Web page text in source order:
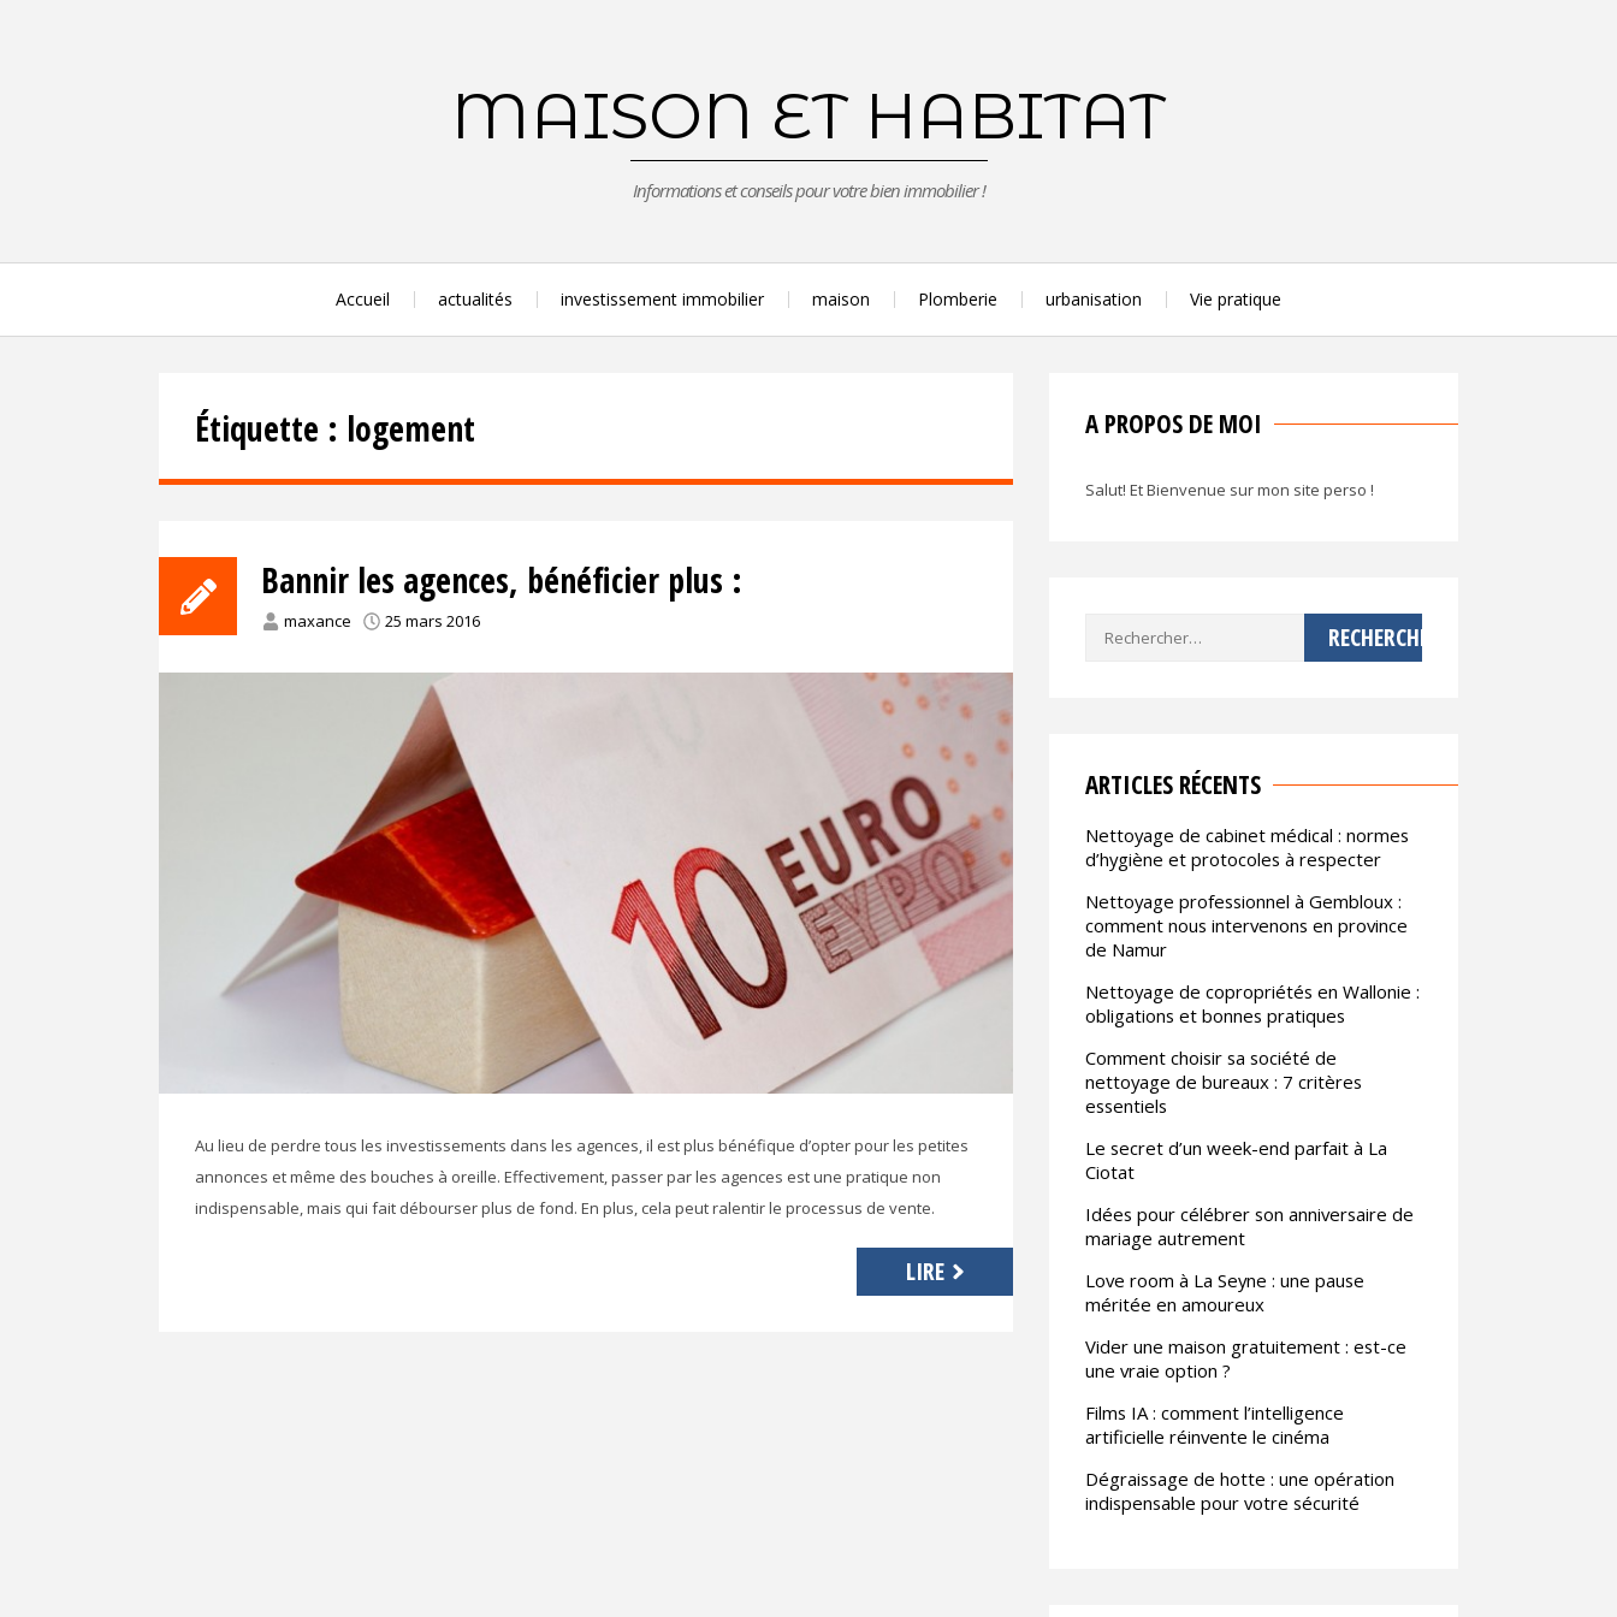
MAISON ET HABITAT
Informations et conseils pour votre bien immobilier !
Accueil actualités investissement immobilier maison Plomberie urbanisation Vie pratique
Étiquette : logement
Bannir les agences, bénéficier plus :
maxance 25 mars 2016
Au lieu de perdre tous les investissements dans les agences, il est plus bénéfique d’opter pour les petites
annonces et même des bouches à oreille. Effectivement, passer par les agences est une pratique non
indispensable, mais qui fait débourser plus de fond. En plus, cela peut ralentir le processus de vente.
LIRE
A PROPOS DE MOI
Salut! Et Bienvenue sur mon site perso !
Rechercher :
ARTICLES RÉCENTS
Nettoyage de cabinet médical : normes
d’hygiène et protocoles à respecter
Nettoyage professionnel à Gembloux :
comment nous intervenons en province
de Namur
Nettoyage de copropriétés en Wallonie :
obligations et bonnes pratiques
Comment choisir sa société de
nettoyage de bureaux : 7 critères
essentiels
Le secret d’un week-end parfait à La
Ciotat
Idées pour célébrer son anniversaire de
mariage autrement
Love room à La Seyne : une pause
méritée en amoureux
Vider une maison gratuitement : est-ce
une vraie option ?
Films IA : comment l’intelligence
artificielle réinvente le cinéma
Dégraissage de hotte : une opération
indispensable pour votre sécurité